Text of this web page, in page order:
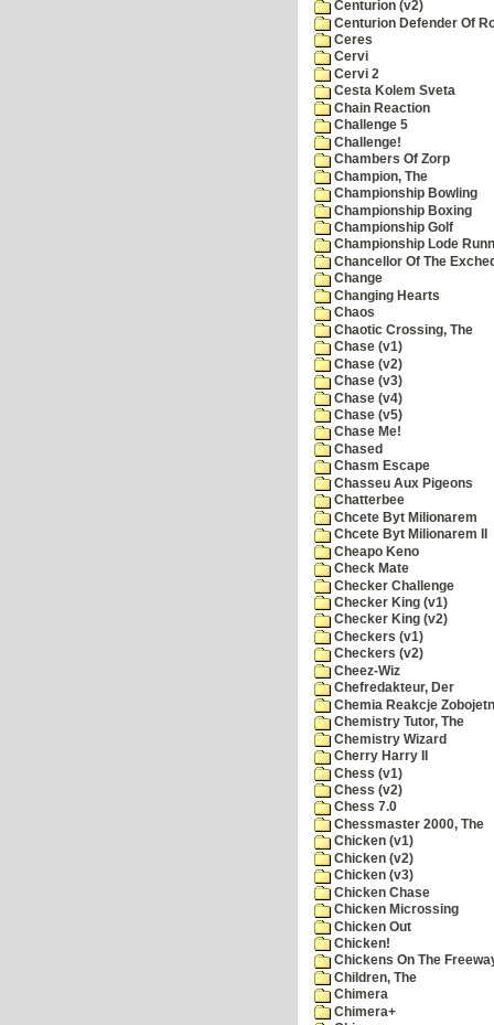
Centurion (v2)
Centurion Defender Of
Ceres
Cervi
Cervi 2
Cesta Kolem Sveta
Chain Reaction
Challenge 5
Challenge!
Chambers Of Zorp
Champion, The
Championship Bowling
Championship Boxing
Championship Golf
Championship Lode
Chancellor Of The
Change
Changing Hearts
Chaos
Chaotic Crossing, The
Chase (v1)
Chase (v2)
Chase (v3)
Chase (v4)
Chase (v5)
Chase Me!
Chased
Chasm Escape
Chasseu Aux Pigeons
Chatterbee
Chcete Byt Milionarem
Chcete Byt Milionarem II
Cheapo Keno
Check Mate
Checker Challenge
Checker King (v1)
Checker King (v2)
Checkers (v1)
Checkers (v2)
Cheez-Wiz
Chefredakteur, Der
Chemia Reakcje
Chemistry Tutor, The
Chemistry Wizard
Cherry Harry II
Chess (v1)
Chess (v2)
Chess 7.0
Chessmaster 2000, The
Chicken (v1)
Chicken (v2)
Chicken (v3)
Chicken Chase
Chicken Microssing
Chicken Out
Chicken!
Chickens On The
Children, The
Chimera
Chimera+